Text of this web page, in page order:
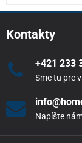
Kontakty
+421 233
Sme tu pre
Napíšte